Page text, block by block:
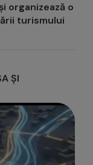
organizează o
turismului
ȘI